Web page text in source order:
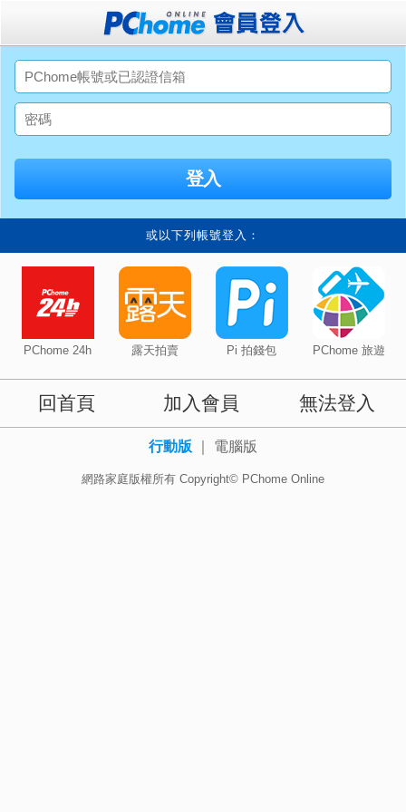
或以下列帳號登入：
PChome 24h 露天拍賣 Pi 拍錢包 PChome 旅遊
回首頁 加入會員 無法登入
行動版 電腦版
網路家庭版權所有 Copyright© PChome Online